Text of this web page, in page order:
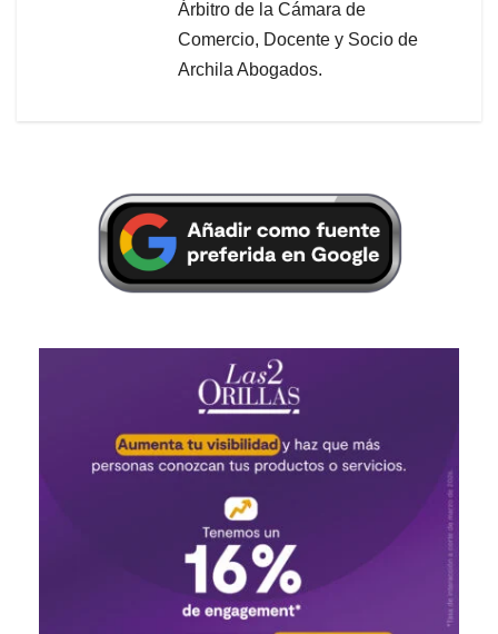
Árbitro de la Cámara de
Comercio, Docente y Socio de
Archila Abogados.